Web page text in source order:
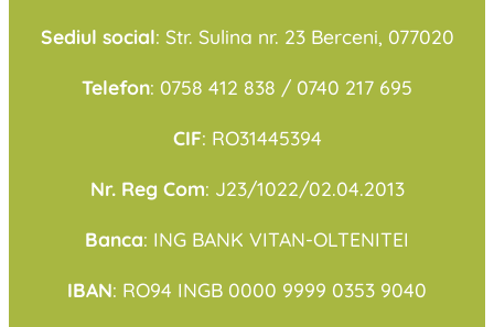
Sediul social: Str. Sulina nr. 23 Berceni, 077020
Telefon: 0758 412 838 / 0740 217 695
CIF: RO31445394
Nr. Reg Com: J23/1022/02.04.2013
Banca: ING BANK VITAN-OLTENITEI
IBAN: RO94 INGB 0000 9999 0353 9040